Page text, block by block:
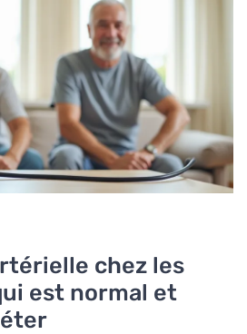
chez les
est normal et